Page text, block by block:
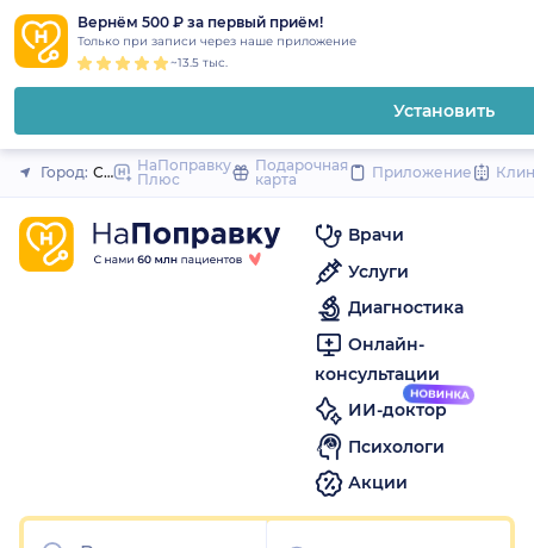
Вернём 500 ₽ за первый приём!
Только при записи через наше приложение
~13.5 тыс.
Установить
Закрыть
Город: СамараНаПоправку
Плюс
Подарочная
карта
Приложение
Врачи
Услуги
Диагностика
Онлайн-
консультации
ИИ-доктор
Психологи
Акции